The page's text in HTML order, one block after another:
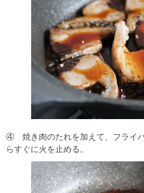
④ 焼き肉のたれを加えて、フライ
らすぐに火を止める。